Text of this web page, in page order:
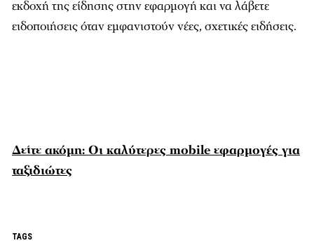
εκδοχή της είδησης στην εφαρμογή και να λάβετε
ειδοποιήσεις όταν εμφανιστούν νέες, σχετικές ειδήσεις.
Δείτε ακόμη: Οι καλύτερες mobile εφαρμογές για
ταξιδιώτες
TAGS